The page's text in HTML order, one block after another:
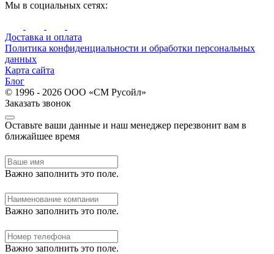
Мы в социальных сетях:
Доставка и оплата
Политика конфиденциальности и обработки персональных
данных
Карта сайта
Блог
© 1996 - 2026 ООО «СМ Русойл»
Заказать звонок
Оставьте ваши данные и наш менеджер перезвонит вам в
ближайшее время
Важно заполнить это поле.
Важно заполнить это поле.
Важно заполнить это поле.